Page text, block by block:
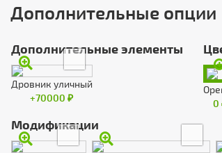
Дополнительные опции
Дополнительные элементы
Дровник уличный
+70000 ₽
0
Модификации